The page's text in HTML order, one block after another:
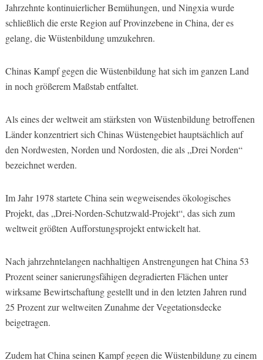
Jahrzehnte kontinuierlicher Bemühungen, und Ningxia wurde
schließlich die erste Region auf Provinzebene in China, der es
gelang, die Wüstenbildung umzukehren.
Chinas Kampf gegen die Wüstenbildung hat sich im ganzen Land
in noch größerem Maßstab entfaltet.
Als eines der weltweit am stärksten von Wüstenbildung betroffenen
Länder konzentriert sich Chinas Wüstengebiet hauptsächlich auf
den Nordwesten, Norden und Nordosten, die als „Drei Norden“
bezeichnet werden.
Im Jahr 1978 startete China sein wegweisendes ökologisches
Projekt, das „Drei-Norden-Schutzwald-Projekt“, das sich zum
weltweit größten Aufforstungsprojekt entwickelt hat.
Nach jahrzehntelangen nachhaltigen Anstrengungen hat China 53
Prozent seiner sanierungsfähigen degradierten Flächen unter
wirksame Bewirtschaftung gestellt und in den letzten Jahren rund
25 Prozent zur weltweiten Zunahme der Vegetationsdecke
beigetragen.
Zudem hat China seinen Kampf gegen die Wüstenbildung zu einem